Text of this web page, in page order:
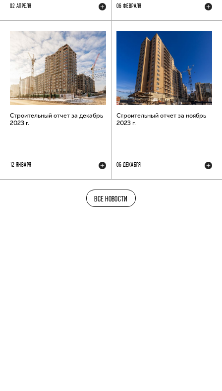
02 АПРЕЛЯ 06 ФЕВРАЛЯ
Строительный отчет за декабрь
2023 г.
12 ЯНВАРЯ
Строительный отчет за ноябрь
2023 г.
06 ДЕКАБРЯ
ВСЕ НОВОСТИ